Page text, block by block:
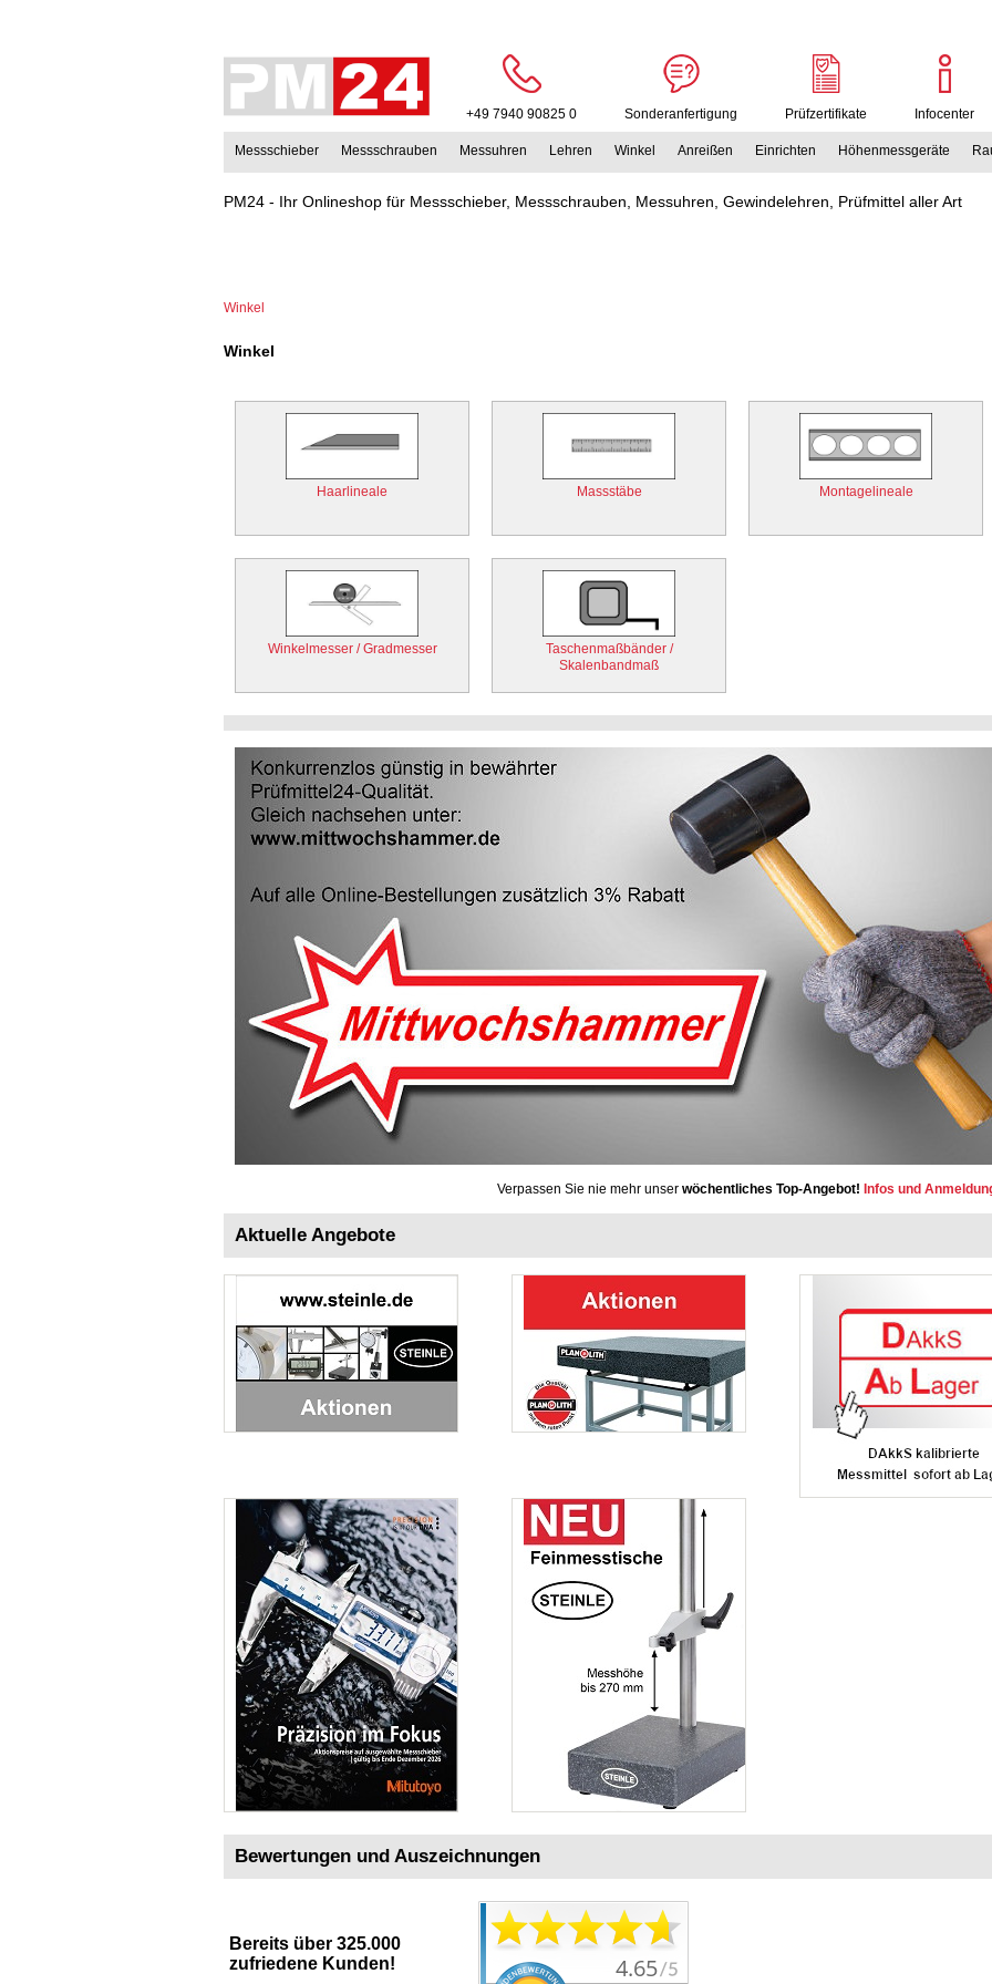
+49 7940 90825 0 Sonderanfertigung Prüfzertifikate Infocenter
Messschieber Messschrauben Messuhren Lehren Winkel Anreißen Einrichten Höhenmessgeräte
PM24 - Ihr Onlineshop für Messschieber, Messschrauben, Messuhren, Gewindelehren, Prüfmittel aller Art
Winkel
Winkel
Haarlineale Massstäbe Montagelineale
Winkelmesser / Gradmesser
Taschenmaßbänder /
Skalenbandmaß
Verpassen Sie nie mehr unser wöchentliches Top-Angebot! Infos und
Aktuelle Angebote
Bewertungen und Auszeichnungen
Bereits über 325.000
zufriedene Kunden!